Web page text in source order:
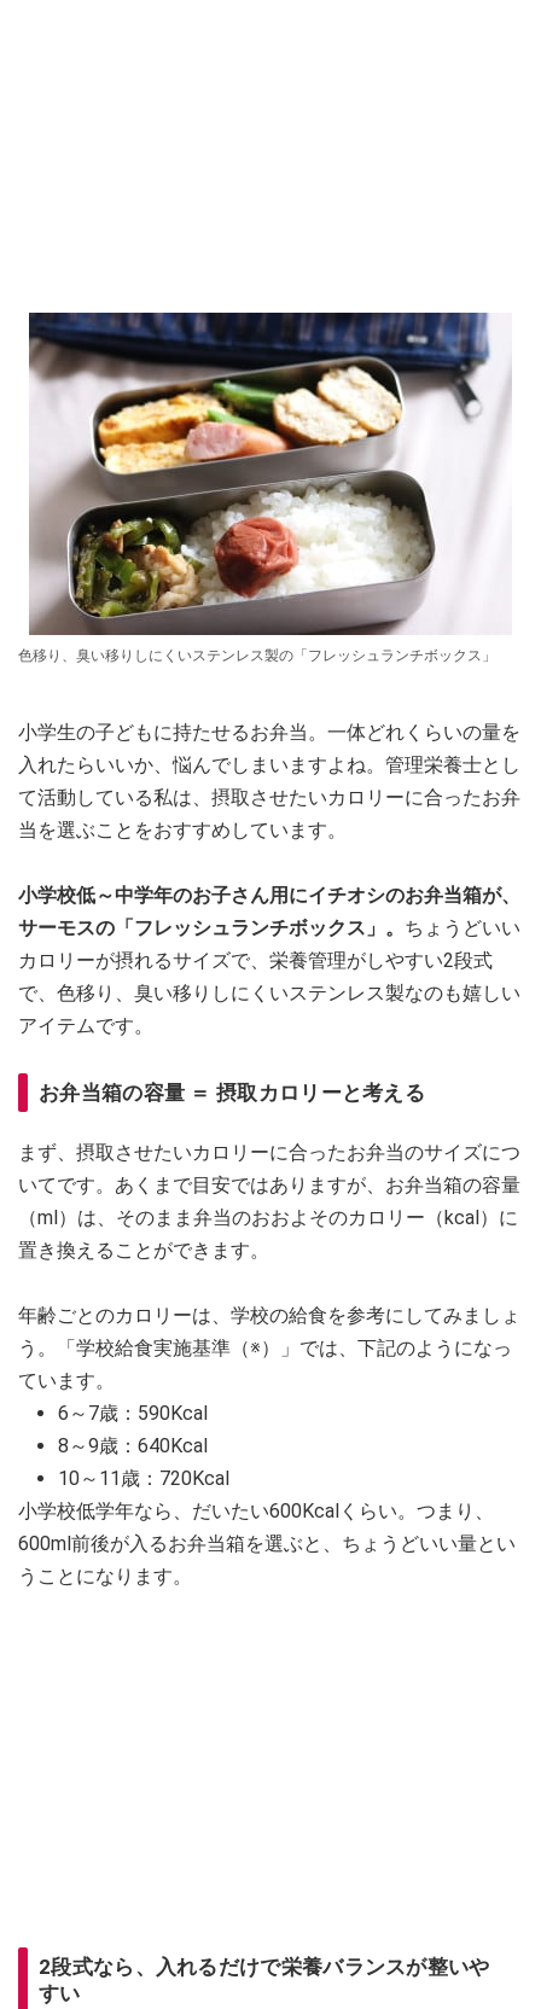
色移り、臭い移りしにくいステンレス製の「フレッシュランチボックス」
小学生の子どもに持たせるお弁当。一体どれくらいの量を
入れたらいいか、悩んでしまいますよね。管理栄養士とし
て活動している私は、摂取させたいカロリーに合ったお弁
当を選ぶことをおすすめしています。
小学校低～中学年のお子さん用にイチオシのお弁当箱が、
サーモスの「フレッシュランチボックス」。 ちょうどいい
カロリーが摂れるサイズで、栄養管理がしやすい2段式
で、色移り、臭い移りしにくいステンレス製なのも嬉しい
アイテムです。
お弁当箱の容量 ＝ 摂取カロリーと考える
まず、摂取させたいカロリーに合ったお弁当のサイズにつ
いてです。あくまで目安ではありますが、お弁当箱の容量
（ml）は、そのまま弁当のおおよそのカロリー（kcal）に
置き換えることができます。
年齢ごとのカロリーは、学校の給食を参考にしてみましょ
う。「学校給食実施基準（※）」では、下記のようになっ
ています。
6～7歳：590Kcal
8～9歳：640Kcal
10～11歳：720Kcal
小学校低学年なら、だいたい600Kcalくらい。つまり、
600ml前後が入るお弁当箱を選ぶと、ちょうどいい量とい
うことになります。
2段式なら、入れるだけで栄養バランスが整いや
すい